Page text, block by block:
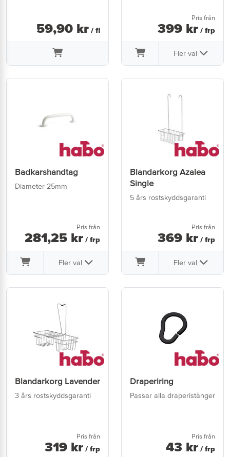
59,90 kr / fl
Pris från
399 kr / frp
Fler val
Badkarshandtag
Diameter 25mm
Pris från
281,25 kr / frp
Fler val
Blandarkorg Azalea
Single
5 års rostskyddsgaranti
Pris från
369 kr / frp
Fler val
Blandarkorg Lavender
3 års rostskyddsgaranti
Pris från
319 kr / frp
Draperiring
Passar alla draperistänger
Pris från
43 kr / frp